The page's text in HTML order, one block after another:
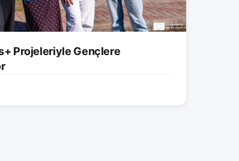
Projeleriyle Gençlere